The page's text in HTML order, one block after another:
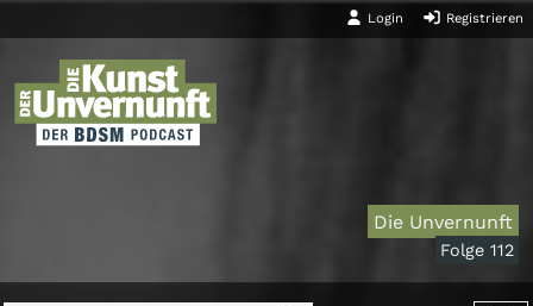
Login Registrieren
Die Unvernunft
Folge 112